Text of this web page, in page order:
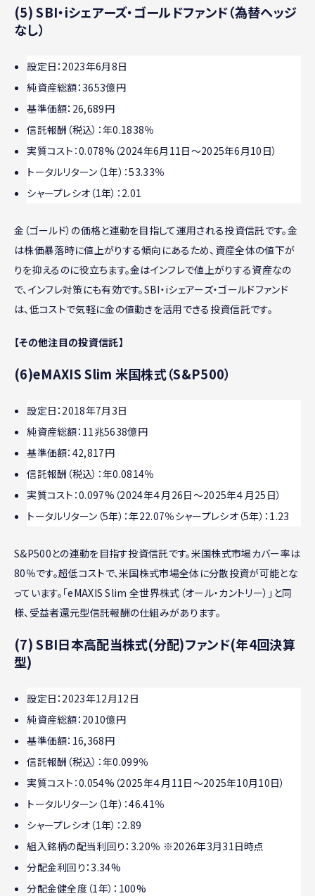
(5) SBI・iシェアーズ・ゴールドファンド（為替ヘッジ
なし）
設定日：2023年6月8日
純資産総額：3653億円
基準価額：26,689円
信託報酬（税込）：年0.1838％
実質コスト：0.078%（2024年6月11日～2025年6月10日）
トータルリターン（1年）：53.33％
シャープレシオ（1年）：2.01
金（ゴールド）の価格と連動を目指して運用される投資信託です。金
は株価暴落時に値上がりする傾向にあるため、資産全体の値下が
りを抑えるのに役立ちます。金はインフレで値上がりする資産なの
で、インフレ対策にも有効です。SBI・iシェアーズ・ゴールドファンド
は、低コストで気軽に金の値動きを活用できる投資信託です。
【その他注目の投資信託】
(6)eMAXIS Slim 米国株式（S&P500）
設定日：2018年7月3日
純資産総額：11兆5638億円
基準価額：42,817円
信託報酬（税込）：年0.0814％
実質コスト：0.097%（2024年４月26日～2025年４月25日）
トータルリターン（5年）：年22.07％シャープレシオ（5年）：1.23
S&P500との連動を目指す投資信託です。米国株式市場カバー率は
80％です。超低コストで、米国株式市場全体に分散投資が可能とな
っています。「eMAXIS Slim 全世界株式（オール・カントリー）」と同
様、受益者還元型信託報酬の仕組みがあります。
(7) SBI日本高配当株式(分配)ファンド(年4回決算
型)
設定日：2023年12月12日
純資産総額：2010億円
基準価額：16,368円
信託報酬（税込）：年0.099％
実質コスト：0.054%（2025年４月11日～2025年10月10日）
トータルリターン（1年）：46.41％
シャープレシオ（1年）：2.89
組入銘柄の配当利回り：3.20％ ※2026年3月31日時点
分配金利回り：3.34%
分配金健全度︎（1年）：100%